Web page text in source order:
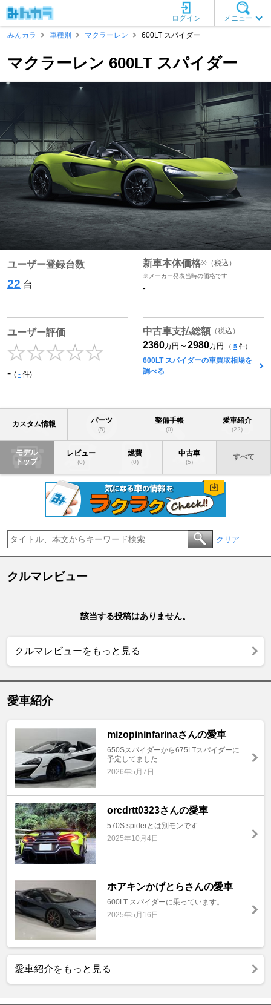
メニュー
ログイン
みんカラ
車種別 マクラーレン 600LT スパイダー
マクラーレン 600LT スパイダー
ユーザー登録台数
22 台
ユーザー評価
- ( - 件)
新車本体価格※ （税込）
※メーカー発表当時の価格です
-
中古車支払総額 （税込）
2360万円 ～2980万円 （ 5 件）
600LT スパイダーの車買取相場を
調べる
カスタム情報 パーツ
(5)
整備手帳
(0)
愛車紹介
(22)
モデル
トップ
レビュー
(0)
燃費
(0)
中古車
(5)
すべて
クリア
クルマレビュー
該当する投稿はありません。
クルマレビューをもっと見る
愛車紹介
mizopininfarinaさんの愛車
650Sスパイダーから675LTスパイダーに
予定してました ...
2026年5月7日
orcdrtt0323さんの愛車
570S spiderとは別モンです
2025年10月4日
ホアキンかげとらさんの愛車
600LT スパイダーに乗っています。
2025年5月16日
愛車紹介をもっと見る